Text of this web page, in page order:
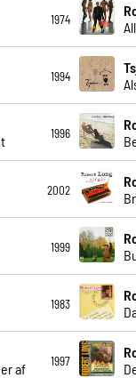
1974
1994
1996
2002
1999
1983
af
1997